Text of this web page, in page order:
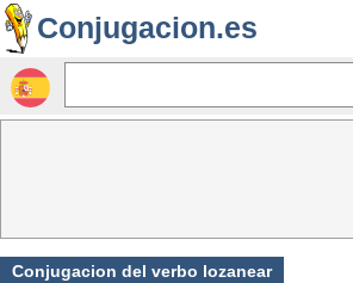
Conjugacion.es
Conjugacion del verbo lozanear